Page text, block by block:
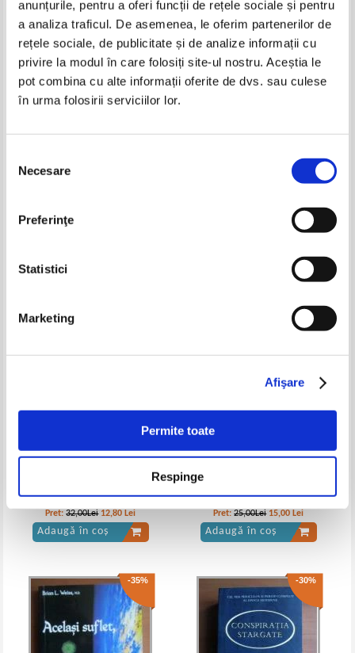
anunțurile, pentru a oferi funcții de rețele sociale și pentru
a analiza traficul. De asemenea, le oferim partenerilor de
rețele sociale, de publicitate și de analize informații cu
privire la modul în care folosiți site-ul nostru. Aceștia le
pot combina cu alte informații oferite de dvs. sau culese
în urma folosirii serviciilor lor.
consimțământului
Necesare
Preferinţe
Statistici
Marketing
Afişare
Permite toate
Respinge
Produse din aceeasi categorie
Silviu N. Dragomir - Mistere
Adaugă în coș
-20%
Alexandra David - Neel - Cu
mistici si magicieni in Tibet
perioada lui 8. Ghid practic
valabil pana la 4 februarie 2024
Pret:32,00Lei 12,80 Lei
Adaugă în coș
-40%
Harry L. Poe - Stiinta si credinta
crestina
Pret:25,00Lei 15,00 Lei
Adaugă în coș
-35% -30%